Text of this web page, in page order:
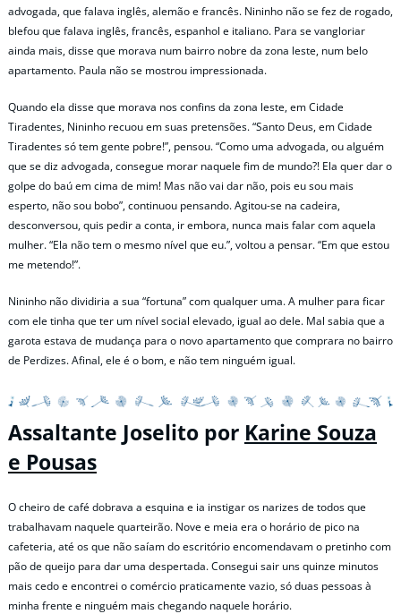
advogada, que falava inglês, alemão e francês. Nininho não se fez de rogado,
blefou que falava inglês, francês, espanhol e italiano. Para se vangloriar
ainda mais, disse que morava num bairro nobre da zona leste, num belo
apartamento. Paula não se mostrou impressionada.
Quando ela disse que morava nos confins da zona leste, em Cidade
Tiradentes, Nininho recuou em suas pretensões. “Santo Deus, em Cidade
Tiradentes só tem gente pobre!”, pensou. “Como uma advogada, ou alguém
que se diz advogada, consegue morar naquele fim de mundo?! Ela quer dar o
golpe do baú em cima de mim! Mas não vai dar não, pois eu sou mais
esperto, não sou bobo”, continuou pensando. Agitou-se na cadeira,
desconversou, quis pedir a conta, ir embora, nunca mais falar com aquela
mulher. “Ela não tem o mesmo nível que eu.”, voltou a pensar. “Em que estou
me metendo!”.
Nininho não dividiria a sua “fortuna” com qualquer uma. A mulher para ficar
com ele tinha que ter um nível social elevado, igual ao dele. Mal sabia que a
garota estava de mudança para o novo apartamento que comprara no bairro
de Perdizes. Afinal, ele é o bom, e não tem ninguém igual.
Assaltante Joselito por Karine Souza
e Pousas
O cheiro de café dobrava a esquina e ia instigar os narizes de todos que
trabalhavam naquele quarteirão. Nove e meia era o horário de pico na
cafeteria, até os que não saíam do escritório encomendavam o pretinho com
pão de queijo para dar uma despertada. Consegui sair uns quinze minutos
mais cedo e encontrei o comércio praticamente vazio, só duas pessoas à
minha frente e ninguém mais chegando naquele horário.